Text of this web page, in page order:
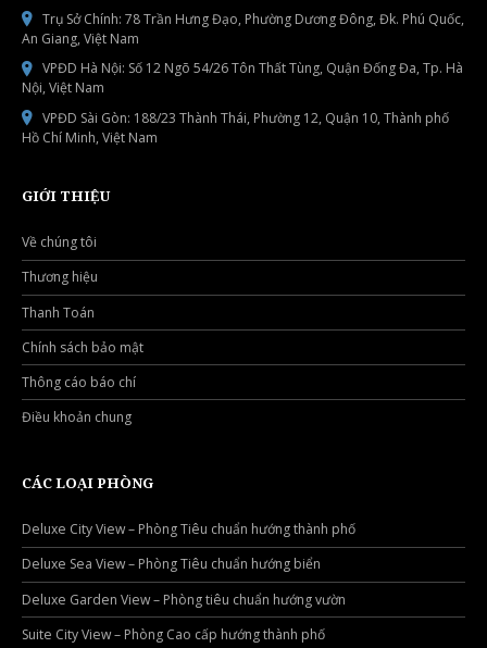
Trụ Sở Chính: 78 Trần Hưng Đạo, Phường Dương Đông, Đk. Phú Quốc,
An Giang, Việt Nam
VPĐD Hà Nội: Số 12 Ngõ 54/26 Tôn Thất Tùng, Quận Đống Đa, Tp. Hà
Nội, Việt Nam
VPĐD Sài Gòn: 188/23 Thành Thái, Phường 12, Quận 10, Thành phố
Hồ Chí Minh, Việt Nam
GIỚI THIỆU
Về chúng tôi
Thương hiệu
Thanh Toán
Chính sách bảo mật
Thông cáo báo chí
Điều khoản chung
CÁC LOẠI PHÒNG
Deluxe City View – Phòng Tiêu chuẩn hướng thành phố
Deluxe Sea View – Phòng Tiêu chuẩn hướng biển
Deluxe Garden View – Phòng tiêu chuẩn hướng vườn
Suite City View – Phòng Cao cấp hướng thành phố